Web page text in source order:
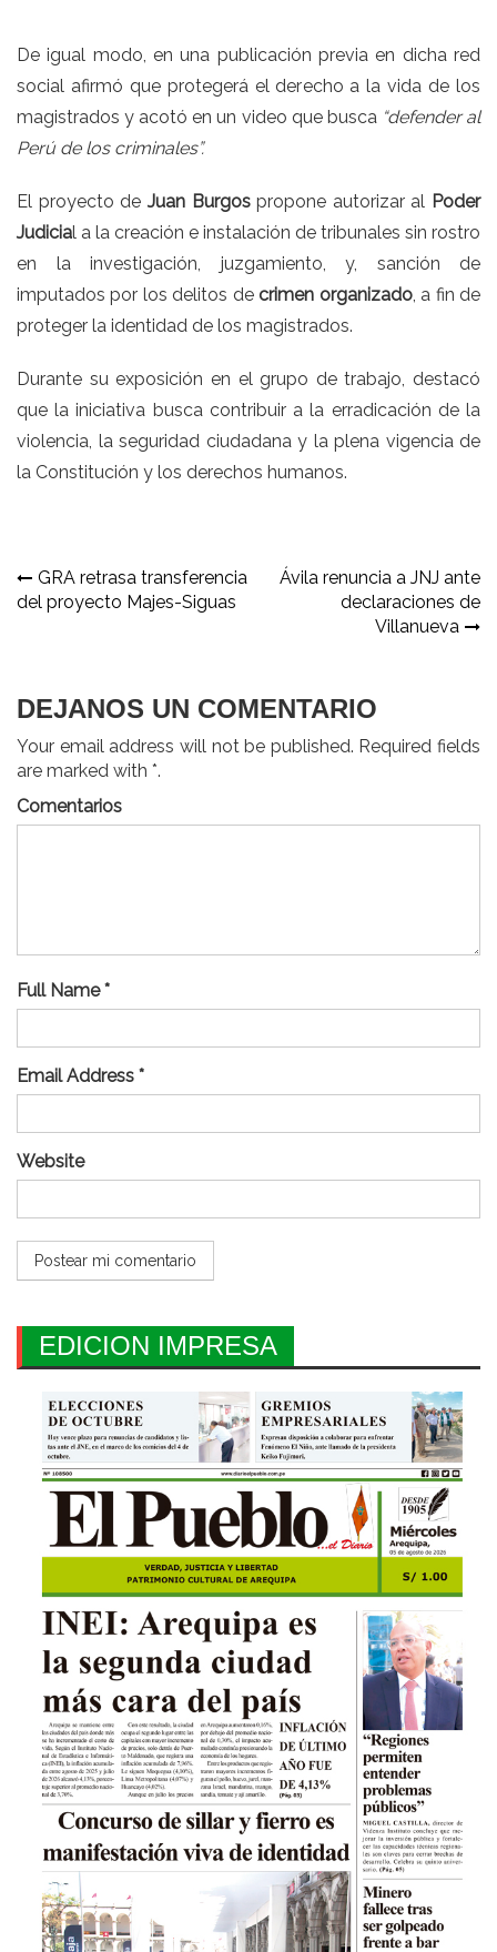
De igual modo, en una publicación previa en dicha red
social afirmó que protegerá el derecho a la vida de los
magistrados y acotó en un video que busca “defender al
Perú de los criminales”.
El proyecto de Juan Burgospropone autorizar al Poder
Judicial a la creación e instalación de tribunales sin rostro
en la investigación, juzgamiento, y, sanción de
imputados por los delitos de crimen organizado, a fin de
proteger la identidad de los magistrados.
Durante su exposición en el grupo de trabajo, destacó
que la iniciativa busca contribuir a la erradicación de la
violencia, la seguridad ciudadana y la plena vigencia de
la Constitución y los derechos humanos.
Navegación
de
GRA retrasa transferencia
del proyecto Majes-Siguas
Ávila renuncia a JNJ ante
declaraciones de
Villanueva
DEJANOS UN COMENTARIO
Your email address will not be published. Required fields
are marked with *.
Comentarios
Full Name *
Email Address *
Website
EDICION IMPRESA